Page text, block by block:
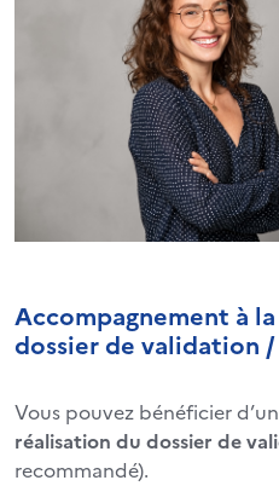
Accompagnement à
dossier de validation
Vous pouvez bénéficier d’un
réalisation du dossier de
recommandé).